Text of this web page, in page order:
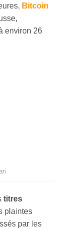
Bitcoin
environ 26
titres
plaintes
par les